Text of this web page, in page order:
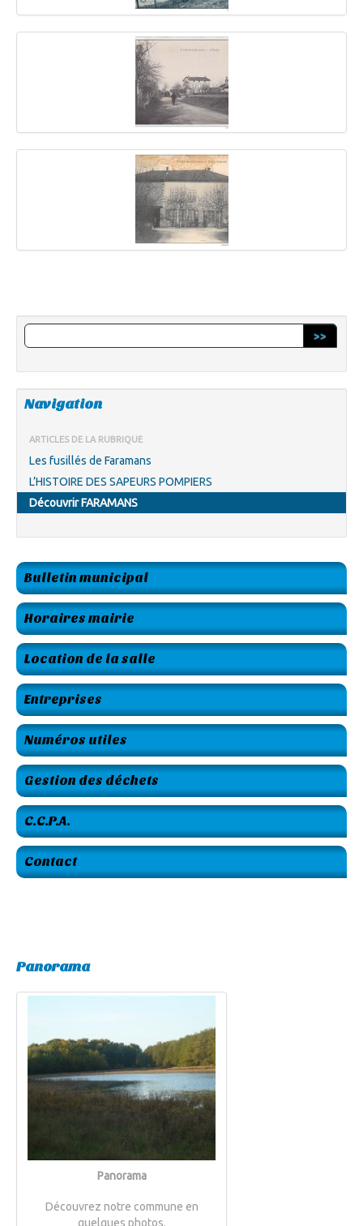
>>
Navigation
ARTICLES DE LA RUBRIQUE
Les fusillés de Faramans
L’HISTOIRE DES SAPEURS POMPIERS
Découvrir FARAMANS
Bulletin municipal
Horaires mairie
Location de la salle
Entreprises
Numéros utiles
Gestion des déchets
C.C.P.A.
Contact
Panorama
Panorama
Découvrez notre commune en
quelques photos.